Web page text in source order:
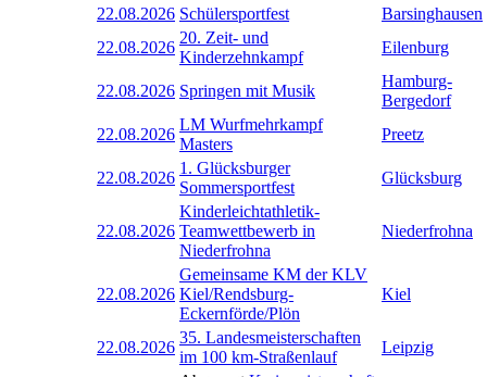
22.08.2026 Schülersportfest
Barsinghausen
22.08.2026
20. Zeit- und
Kinderzehnkampf
Eilenburg
22.08.2026 Springen mit Musik
Hamburg-
Bergedorf
22.08.2026
LM Wurfmehrkampf
Masters
Preetz
22.08.2026
1. Glücksburger
Sommersportfest
Glücksburg
22.08.2026
Kinderleichtathletik-
Teamwettbewerb in
Niederfrohna
Niederfrohna
22.08.2026
Gemeinsame KM der KLV
Kiel/Rendsburg-
Eckernförde/Plön
Kiel
22.08.2026
35. Landesmeisterschaften
im 100 km-Straßenlauf
Leipzig